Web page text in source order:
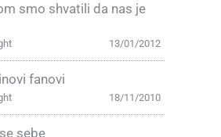
smo shvatili da nas je
13/01/2012
fanovi
18/11/2010
sebe